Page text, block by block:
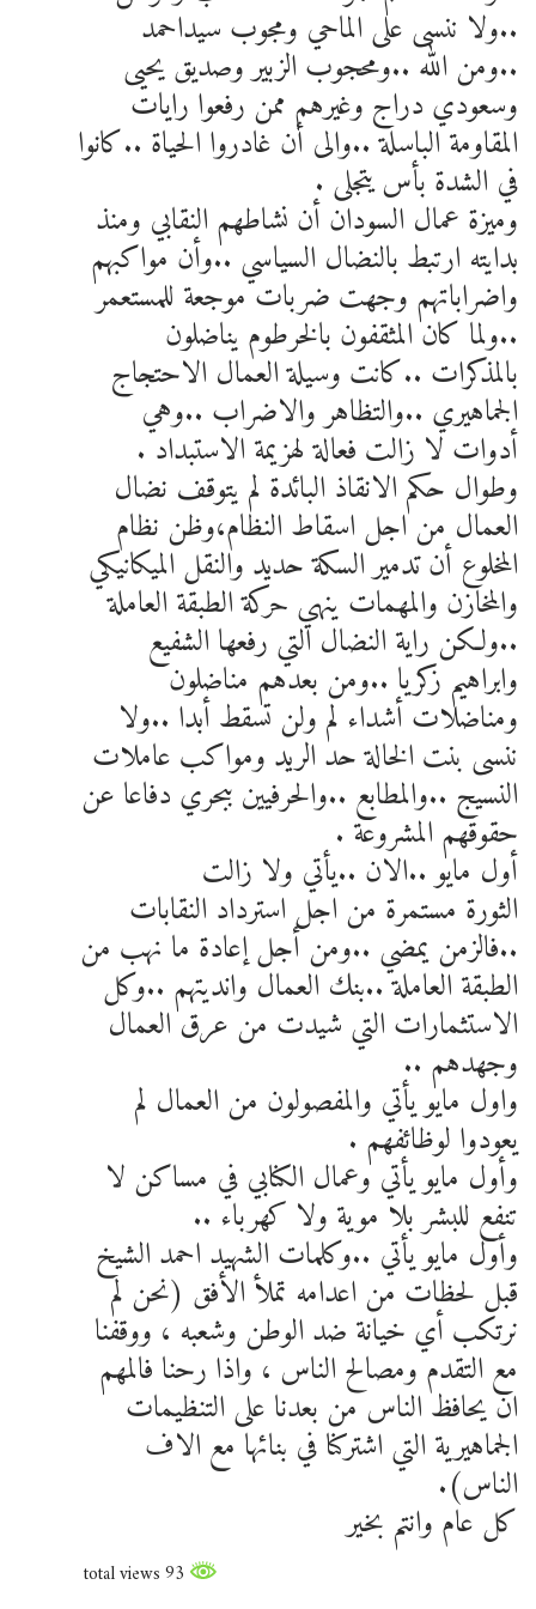
..ولا ننسى على الماحي ومجوب سيداحمد
..ومن الله ..ومحجوب الزبير وصديق يحيى
وسعودي دراج وغيرهم ممن رفعوا رايات
المقاومة الباسلة ..والى أن غادروا الحياة ..كانوا
في الشدة بأس يتجلى .
وميزة عمال السودان أن نشاطهم النقابي ومنذ
بدايته ارتبط بالنضال السياسي ..وأن مواكبهم
واضراباتهم وجهت ضربات موجعة للمستعمر
..ولما كان المثقفون بالخرطوم يناضلون
بالمذكرات ..كانت وسيلة العمال الاحتجاج
الجماهيري ..والتظاهر والاضراب ..وهي
أدوات لا زالت فعالة لهزيمة الاستبداد .
وطوال حكم الانقاذ البائدة لم يتوقف نضال
العمال من اجل اسقاط النظام،وظن نظام
المخلوع أن تدمير السكة حديد والنقل الميكانيكي
والمخازن والمهمات ينهي حركة الطبقة العاملة
..ولكن راية النضال التي رفعها الشفيع
وابراهيم زكريا ..ومن بعدهم مناضلون
ومناضلات أشداء لم ولن تسقط أبدا ..ولا
ننسى بنت الخالة حد الريد ومواكب عاملات
النسيج ..والمطابع ..والحرفيين ببحري دفاعا عن
حقوقهم المشروعة .
أول مايو ..الان ..يأتي ولا زالت
الثورة مستمرة من اجل استرداد النقابات
..فالزمن يمضي ..ومن أجل إعادة ما نهب من
الطبقة العاملة ..بنك العمال وانديتهم ..وكل
الاستثمارات التي شيدت من عرق العمال
وجهدهم ..
واول مايو يأتي والمفصولون من العمال لم
يعودوا لوظائفهم .
وأول مايو يأتي وعمال الكنابي في مساكن لا
تنفع للبشر بلا موية ولا كهرباء ..
وأول مايو يأتي ..وكلمات الشهيد احمد الشيخ
قبل لحظات من اعدامه تملأ الأفق (نحن لم
نرتكب أي خيانة ضد الوطن وشعبه ، ووقفنا
مع التقدم ومصالح الناس ، واذا رحنا فالمهم
ان يحافظ الناس من بعدنا على التنظيمات
الجماهيرية التي اشتركنا في بنائها مع الاف
الناس).
كل عام وانتم بخير